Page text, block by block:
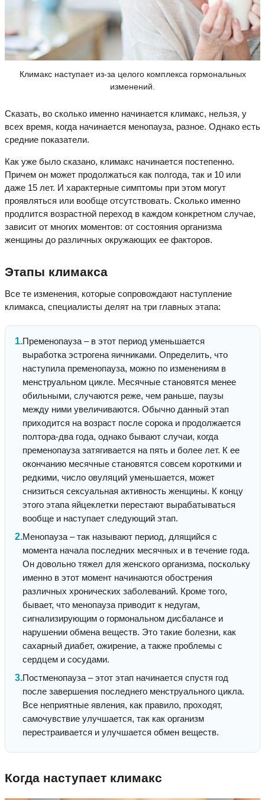
Климакс наступает из-за целого комплекса гормональных
изменений.
Сказать, во сколько именно начинается климакс, нельзя, у
всех время, когда начинается менопауза, разное. Однако есть
средние показатели.
Как уже было сказано, климакс начинается постепенно.
Причем он может продолжаться как полгода, так и 10 или
даже 15 лет. И характерные симптомы при этом могут
проявляться или вообще отсутствовать. Сколько именно
продлится возрастной переход в каждом конкретном случае,
зависит от многих моментов: от состояния организма
женщины до различных окружающих ее факторов.
Этапы климакса
Все те изменения, которые сопровождают наступление
климакса, специалисты делят на три главных этапа:
Пременопауза – в этот период уменьшается
выработка эстрогена яичниками. Определить, что
наступила пременопауза, можно по изменениям в
менструальном цикле. Месячные становятся менее
обильными, случаются реже, чем раньше, паузы
между ними увеличиваются. Обычно данный этап
приходится на возраст после сорока и продолжается
полтора-два года, однако бывают случаи, когда
пременопауза затягивается на пять и более лет. К ее
окончанию месячные становятся совсем короткими и
редкими, число овуляций уменьшается, может
снизиться сексуальная активность женщины. К концу
этого этапа яйцеклетки перестают вырабатываться
вообще и наступает следующий этап.
Менопауза – так называют период, длящийся с
момента начала последних месячных и в течение года.
Он довольно тяжел для женского организма, поскольку
именно в этот момент начинаются обострения
различных хронических заболеваний. Кроме того,
бывает, что менопауза приводит к недугам,
сигнализирующим о гормональном дисбалансе и
нарушении обмена веществ. Это такие болезни, как
сахарный диабет, ожирение, а также проблемы с
сердцем и сосудами.
Постменопауза – этот этап начинается спустя год
после завершения последнего менструального цикла.
Все неприятные явления, как правило, проходят,
самочувствие улучшается, так как организм
перестраивается и улучшается обмен веществ.
Когда наступает климакс